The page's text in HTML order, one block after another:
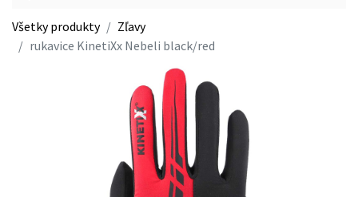
Všetky produkty
Zľavy
rukavice KinetiXx Nebeli black/red